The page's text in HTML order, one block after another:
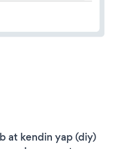
at kendin yap (diy)